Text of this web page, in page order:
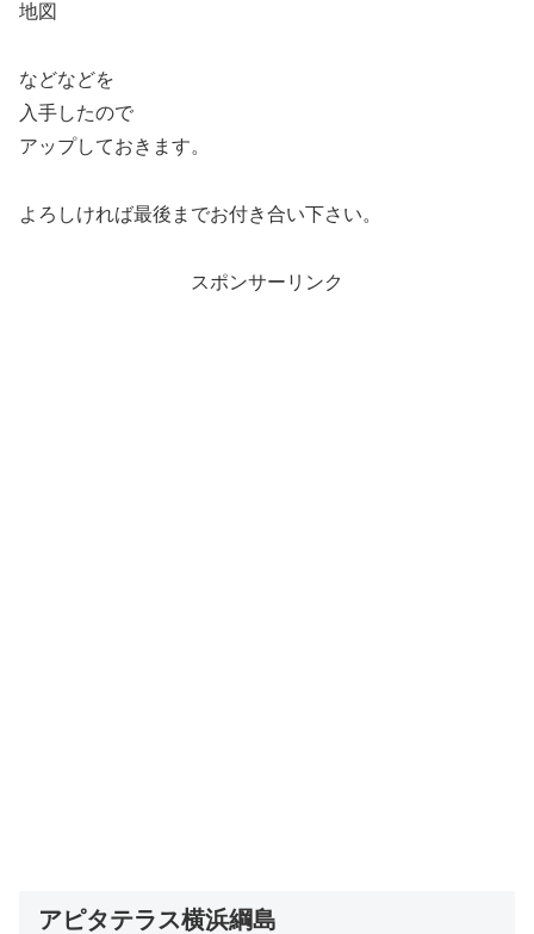
地図
などなどを
入手したので
アップしておきます。
よろしければ最後までお付き合い下さい。
スポンサーリンク
アピタテラス横浜綱島